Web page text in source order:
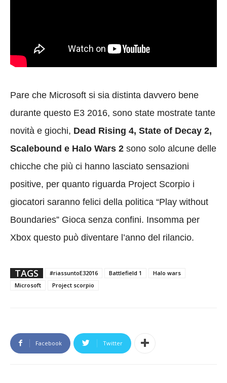
Pare che Microsoft si sia distinta davvero bene
durante questo E3 2016, sono state mostrate tante
novità e giochi, Dead Rising 4, State of Decay 2,
Scalebound e Halo Wars 2 sono solo alcune delle
chicche che più ci hanno lasciato sensazioni
positive, per quanto riguarda Project Scorpio i
giocatori saranno felici della politica “Play without
Boundaries” Gioca senza confini. Insomma per
Xbox questo può diventare l’anno del rilancio.
TAGS #riassuntoE32016 Battlefield 1
Halo wars
Microsoft
Project scorpio
Facebook Twitter